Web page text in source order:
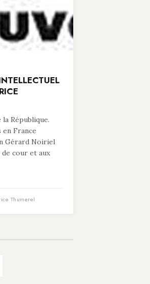
République.
en France
Gérard Noiriel
cour et aux
Thumerel